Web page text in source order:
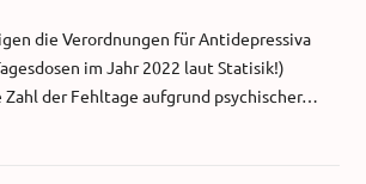
die Verordnungen für Antidepressiva
im Jahr 2022 laut Statisik!)
der Fehltage aufgrund psychischer…